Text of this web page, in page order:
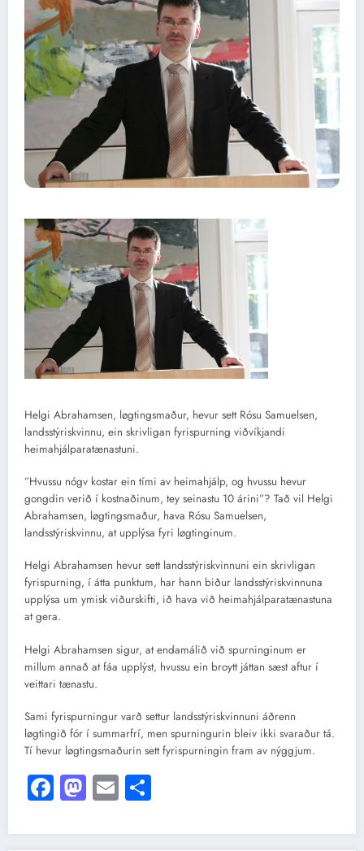
Helgi Abrahamsen, løgtingsmaður, hevur sett Rósu Samuelsen,
landsstýriskvinnu, ein skrivligan fyrispurning viðvíkjandi
heimahjálparatænastuni.
”Hvussu nógv kostar ein tími av heimahjálp, og hvussu hevur
gongdin verið í kostnaðinum, tey seinastu 10 árini”? Tað vil Helgi
Abrahamsen, løgtingsmaður, hava Rósu Samuelsen,
landsstýriskvinnu, at upplýsa fyri løgtinginum.
Helgi Abrahamsen hevur sett landsstýriskvinnuni ein skrivligan
fyrispurning, í átta punktum, har hann biður landsstýriskvinnuna
upplýsa um ymisk viðurskifti, ið hava við heimahjálparatænastuna
at gera.
Helgi Abrahamsen sigur, at endamálið við spurninginum er
millum annað at fáa upplýst, hvussu ein broytt játtan sæst aftur í
veittari tænastu.
Sami fyrispurningur varð settur landsstýriskvinnuni áðrenn
løgtingið fór í summarfrí, men spurningurin bleiv ikki svaraður tá.
Tí hevur løgtingsmaðurin sett fyrispurningin fram av nýggjum.
Facebook
Mastodon
Email